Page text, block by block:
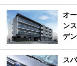
オ
ン
デ
ス